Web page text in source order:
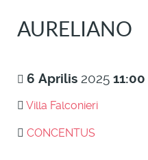
AURELIANO
6 Aprilis 2025 11:00
Villa Falconieri
CONCENTUS